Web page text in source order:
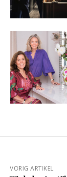
VORIG ARTIKEL